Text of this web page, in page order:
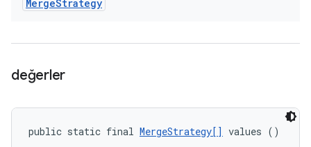
MergeStrategy
değerler
public static final MergeStrategy[] values ()